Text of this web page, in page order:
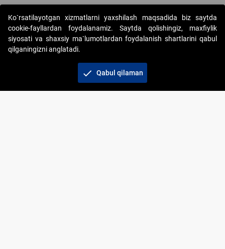
Copyright © 2017-2026. "Elektron onlayn-auksionlarni
tashkil etish" AJ. Barcha huquqlar himoyalangan
Ko`rsatilayotgan xizmatlarni yaxshilash maqsadida biz saytda
cookie-fayllardan foydalanamiz. Saytda qolishingiz, maxfiylik
siyosati va shaxsiy ma`lumotlardan foydalanish shartlarini qabul
qilganingizni anglatadi.
check Qabul qilaman